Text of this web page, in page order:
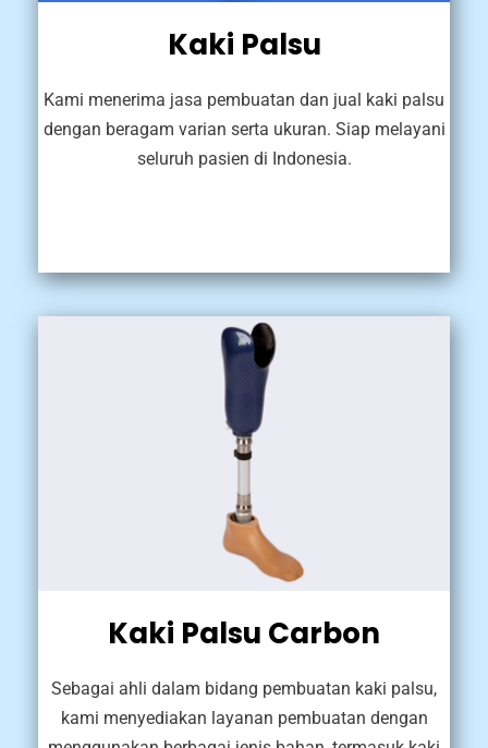
Kaki Palsu
Kami menerima jasa pembuatan dan jual kaki palsu
dengan beragam varian serta ukuran. Siap melayani
seluruh pasien di Indonesia.
Kaki Palsu Carbon
Sebagai ahli dalam bidang pembuatan kaki palsu,
kami menyediakan layanan pembuatan dengan